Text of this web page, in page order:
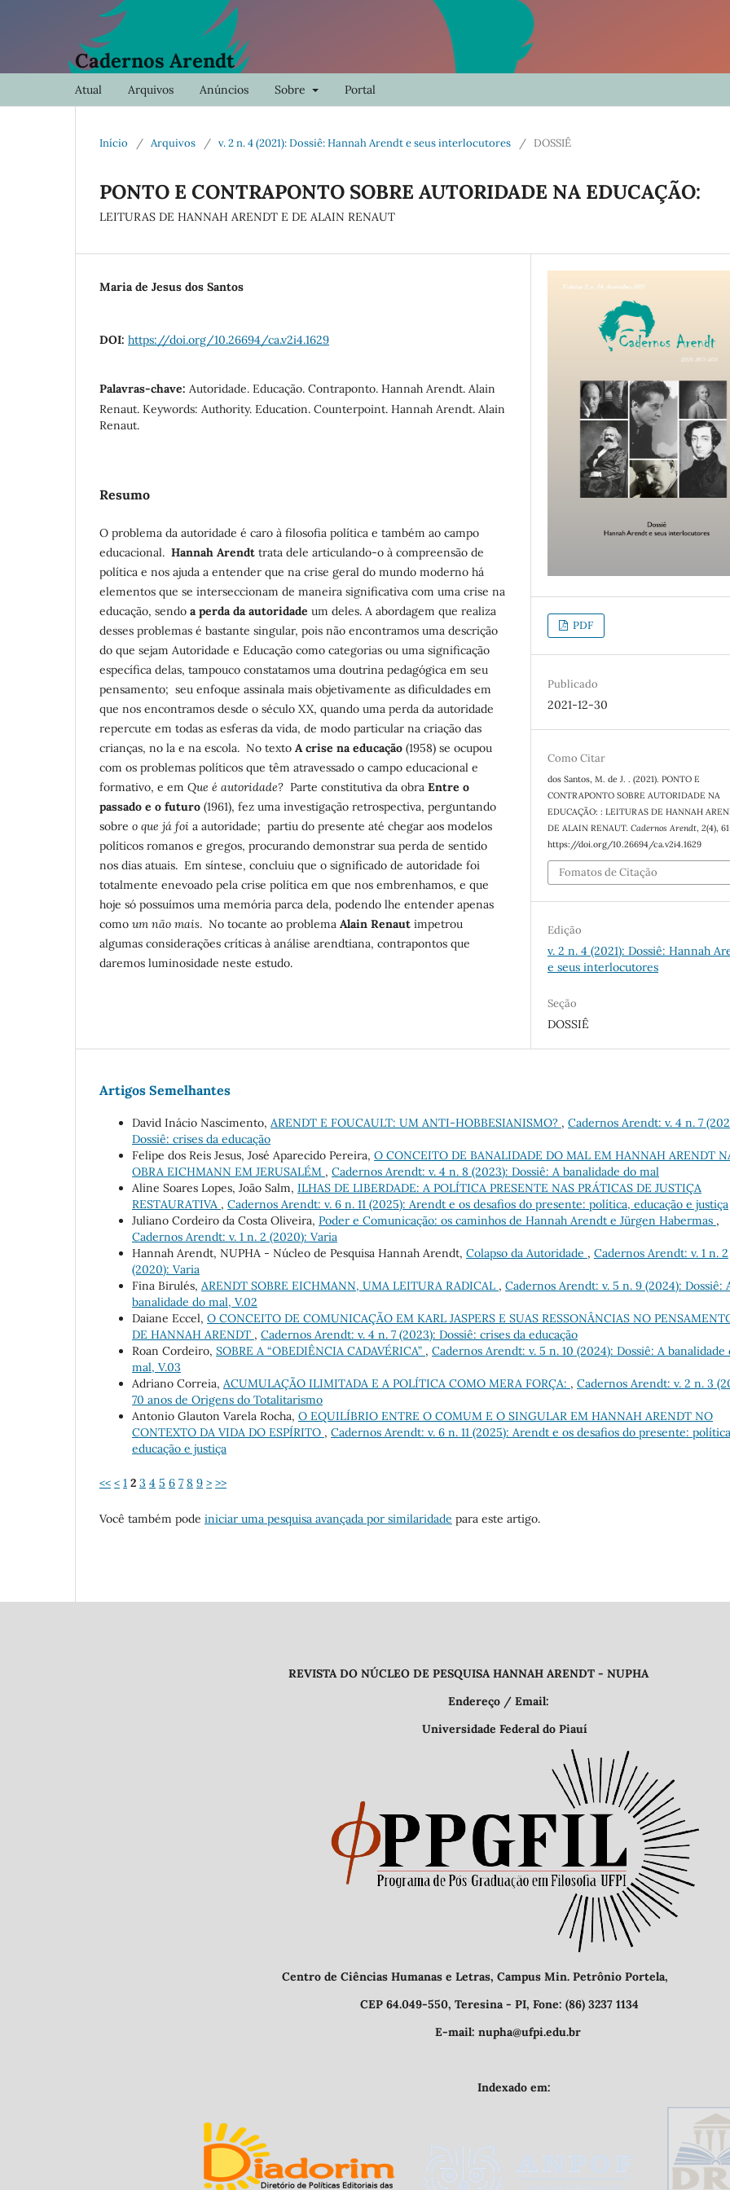
Cadernos Arendt
Atual Arquivos Anúncios Sobre Portal
Início / Arquivos / v. 2 n. 4 (2021): Dossiê: Hannah Arendt e seus interlocutores / DOSSIÊ
PONTO E CONTRAPONTO SOBRE AUTORIDADE NA EDUCAÇÃO:
LEITURAS DE HANNAH ARENDT E DE ALAIN RENAUT
Maria de Jesus dos Santos
DOI: https://doi.org/10.26694/ca.v2i4.1629
Palavras-chave: Autoridade. Educação. Contraponto. Hannah Arendt. Alain
Renaut. Keywords: Authority. Education. Counterpoint. Hannah Arendt. Alain
Renaut.
Resumo
O problema da autoridade é caro à filosofia política e também ao campo
educacional. Hannah Arendt trata dele articulando-o à compreensão de
política e nos ajuda a entender que na crise geral do mundo moderno há
elementos que se interseccionam de maneira significativa com uma crise na
educação, sendo a perda da autoridade um deles. A abordagem que realiza
desses problemas é bastante singular, pois não encontramos uma descrição
do que sejam Autoridade e Educação como categorias ou uma significação
específica delas, tampouco constatamos uma doutrina pedagógica em seu
pensamento; seu enfoque assinala mais objetivamente as dificuldades em
que nos encontramos desde o século XX, quando uma perda da autoridade
repercute em todas as esferas da vida, de modo particular na criação das
crianças, no la e na escola. No texto A crise na educação (1958) se ocupou
com os problemas políticos que têm atravessado o campo educacional e
formativo, e em Que é autoridade? Parte constitutiva da obra Entre o
passado e o futuro (1961), fez uma investigação retrospectiva, perguntando
sobre o que já foi a autoridade; partiu do presente até chegar aos modelos
políticos romanos e gregos, procurando demonstrar sua perda de sentido
nos dias atuais. Em síntese, concluiu que o significado de autoridade foi
totalmente enevoado pela crise política em que nos embrenhamos, e que
hoje só possuímos uma memória parca dela, podendo lhe entender apenas
como um não mais. No tocante ao problema Alain Renaut impetrou
algumas considerações críticas à análise arendtiana, contrapontos que
daremos luminosidade neste estudo.
PDF
Publicado
2021-12-30
Como Citar
dos Santos, M. de J. . (2021). PONTO E
CONTRAPONTO SOBRE AUTORIDADE NA
EDUCAÇÃO: : LEITURAS DE HANNAH
DE ALAIN RENAUT.Cadernos Arendt ,2(4),
https://doi.org/10.26694/ca.v2i4.1629
Fomatos de Citação
Edição
v. 2 n. 4 (2021): Dossiê: Hannah
e seus interlocutores
Seção
DOSSIÊ
Artigos Semelhantes
David Inácio Nascimento, ARENDT E FOUCAULT: UM ANTI-HOBBESIANISMO? , Cadernos Arendt: v. 4 n. 7
Dossiê: crises da educação
Felipe dos Reis Jesus, José Aparecido Pereira, O CONCEITO DE BANALIDADE DO MAL EM HANNAH ARENDT
OBRA EICHMANN EM JERUSALÉM , Cadernos Arendt: v. 4 n. 8 (2023): Dossiê: A banalidade do mal
Aline Soares Lopes, João Salm, ILHAS DE LIBERDADE: A POLÍTICA PRESENTE NAS PRÁTICAS DE JUSTIÇA
RESTAURATIVA , Cadernos Arendt: v. 6 n. 11 (2025): Arendt e os desafios do presente: política, educação e justiça
Juliano Cordeiro da Costa Oliveira, Poder e Comunicação: os caminhos de Hannah Arendt e Jürgen Habermas ,
Cadernos Arendt: v. 1 n. 2 (2020): Varia
Hannah Arendt, NUPHA - Núcleo de Pesquisa Hannah Arendt, Colapso da Autoridade , Cadernos Arendt: v. 1 n. 2
(2020): Varia
Fina Birulés, ARENDT SOBRE EICHMANN, UMA LEITURA RADICAL , Cadernos Arendt: v. 5 n. 9 (2024): Dossiê:
banalidade do mal, V.02
Daiane Eccel, O CONCEITO DE COMUNICAÇÃO EM KARL JASPERS E SUAS RESSONÂNCIAS NO
DE HANNAH ARENDT , Cadernos Arendt: v. 4 n. 7 (2023): Dossiê: crises da educação
Roan Cordeiro, SOBRE A “OBEDIÊNCIA CADAVÉRICA” , Cadernos Arendt: v. 5 n. 10 (2024): Dossiê: A banalidade
mal, V.03
Adriano Correia, ACUMULAÇÃO ILIMITADA E A POLÍTICA COMO MERA FORÇA: , Cadernos Arendt: v. 2 n. 3
70 anos de Origens do Totalitarismo
Antonio Glauton Varela Rocha, O EQUILÍBRIO ENTRE O COMUM E O SINGULAR EM HANNAH ARENDT NO
CONTEXTO DA VIDA DO ESPÍRITO , Cadernos Arendt: v. 6 n. 11 (2025): Arendt e os desafios do presente:
educação e justiça
<< < 1 2 3 4 5 6 7 8 9 > >>
Você também pode iniciar uma pesquisa avançada por similaridade para este artigo.
REVISTA DO NÚCLEO DE PESQUISA HANNAH ARENDT - NUPHA
Endereço / Email:
Universidade Federal do Piauí
Centro de Ciências Humanas e Letras, Campus Min. Petrônio Portela,
CEP 64.049-550, Teresina - PI, Fone: (86) 3237 1134
E-mail: nupha@ufpi.edu.br
Indexado em: